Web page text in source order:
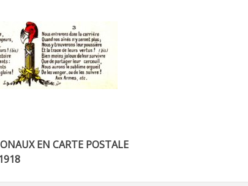
EN CARTE POSTALE